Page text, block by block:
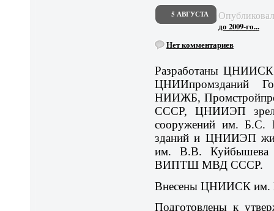
5 АВГУСТА
до 2009-го...
Нет комментариев
Разработаны ЦНИИСК
ЦНИИпромзданий
НИИЖБ,
СССР, ЦНИИЭП
сооружений им. Б.С.
зданий и ЦНИИЭП
им. В.В.
ВИПТШ МВД СССР.
Внесены ЦНИИСК им.
Подготовлены к